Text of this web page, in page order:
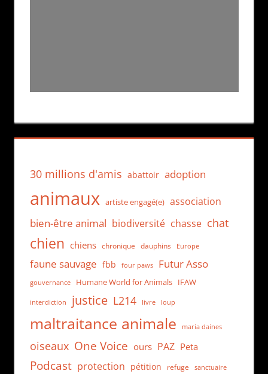
30 millions d'amis abattoir adoption
animaux artiste engagé(e) association
bien-être animal biodiversité chasse chat
chien chiens chronique dauphins Europe
faune sauvage fbb four paws Futur Asso
gouvernance Humane World for Animals IFAW
interdiction justice L214 livre loup
maltraitance animale maria daines
oiseaux One Voice ours PAZ Peta
Podcast protection pétition refuge sanctuaire